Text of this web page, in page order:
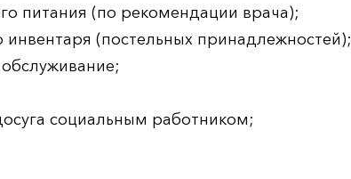
питания (по рекомендации врача);
инвентаря (постельных принадлежностей);
социальным работником;